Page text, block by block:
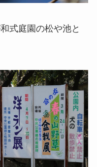
式庭園の松や池と